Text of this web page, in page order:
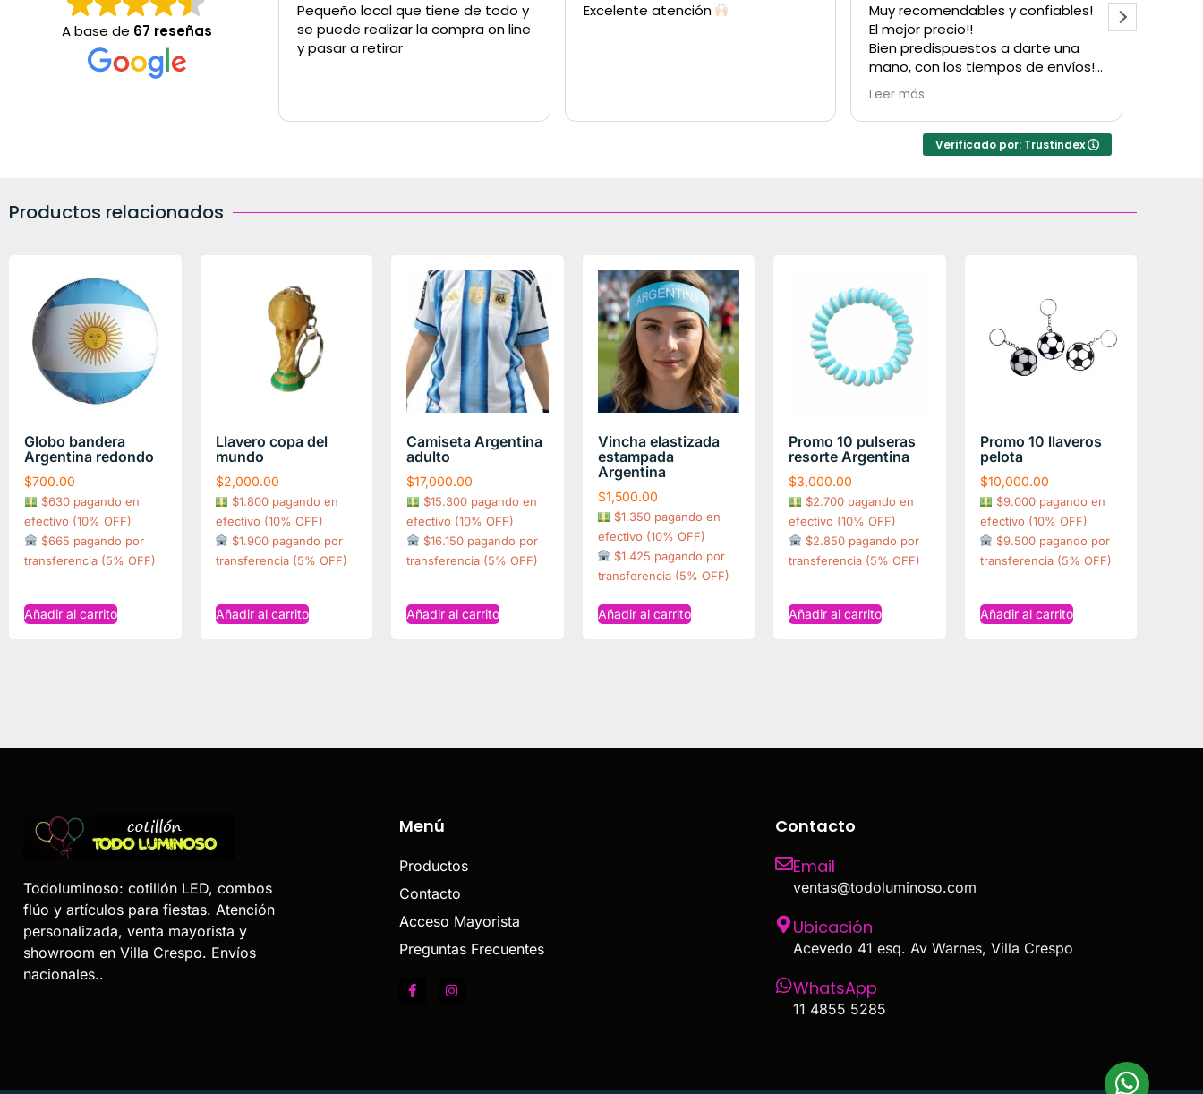
A base de 67 reseñas
Pequeño local que tiene de todo y
se puede realizar la compra on line
y pasar a retirar
Excelente atención
Muy recomendables y confiables!
El mejor precio!!
Bien predispuestos a darte una
mano, con los tiempos de envíos!
Obvio que vuelvo a comprarles!
Gracias!
Leer más
Verificado por: Trustindex
Productos relacionados
Globo bandera
Argentina redondo
$700.00
$630 pagando en
efectivo (10% OFF)
$665 pagando por
transferencia (5% OFF)
Añadir al carrito
Llavero copa del
mundo
$2,000.00
$1.800 pagando en
efectivo (10% OFF)
$1.900 pagando por
transferencia (5% OFF)
Añadir al carrito
Camiseta Argentina
adulto
$17,000.00
$15.300 pagando en
efectivo (10% OFF)
$16.150 pagando por
transferencia (5% OFF)
Añadir al carrito
Vincha elastizada
estampada
Argentina
$1,500.00
$1.350 pagando en
efectivo (10% OFF)
$1.425 pagando por
transferencia (5% OFF)
Añadir al carrito
Promo 10 pulseras
resorte Argentina
$3,000.00
$2.700 pagando en
efectivo (10% OFF)
$2.850 pagando por
transferencia (5% OFF)
Añadir al carrito
Promo 10 llaveros
pelota
$10,000.00
$9.000 pagando en
efectivo (10% OFF)
$9.500 pagando por
transferencia (5% OFF)
Añadir al carrito
Todoluminoso: cotillón LED, combos
flúo y artículos para fiestas. Atención
personalizada, venta mayorista y
showroom en Villa Crespo. Envíos
nacionales..
Menú
Productos
Contacto
Acceso Mayorista
Preguntas Frecuentes
Contacto
Email
ventas@todoluminoso.com
Ubicación
Acevedo 41 esq. Av Warnes, Villa Crespo
WhatsApp
11 4855 5285